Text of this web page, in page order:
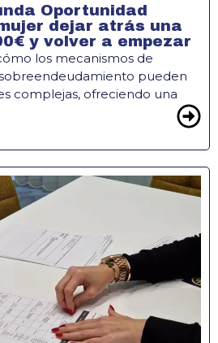
Oportunidad
dejar atrás una
y volver a empezar
los mecanismos de
pueden
complejas, ofreciendo una